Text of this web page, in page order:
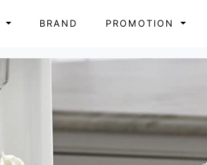
BRAND PROMOTION